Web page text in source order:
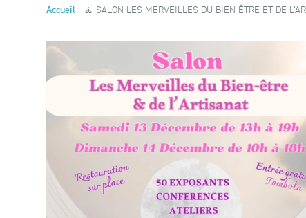
Accueil - 🧘 SALON LES MERVEILLES DU BIEN-ÊTRE ET DE